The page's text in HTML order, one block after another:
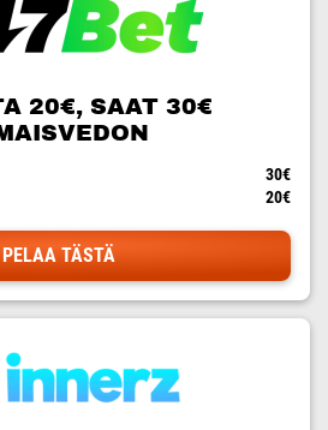
20€, SAAT 30€
30€
20€
PELAA TÄSTÄ